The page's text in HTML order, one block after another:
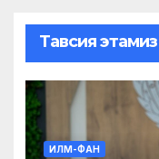
Тавсия этамиз
ИЛМ-ФАН